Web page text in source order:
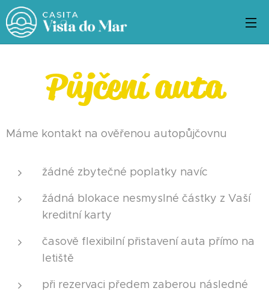
Půjčení auta
Máme kontakt na ověřenou autopůjčovnu
žádné zbytečné poplatky navíc
žádná blokace nesmyslné částky z Vaší
kreditní karty
časově flexibilní přistavení auta přímo na
letiště
při rezervaci předem zaberou následné